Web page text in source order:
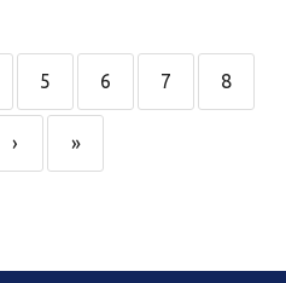
5 6 7 8
› »